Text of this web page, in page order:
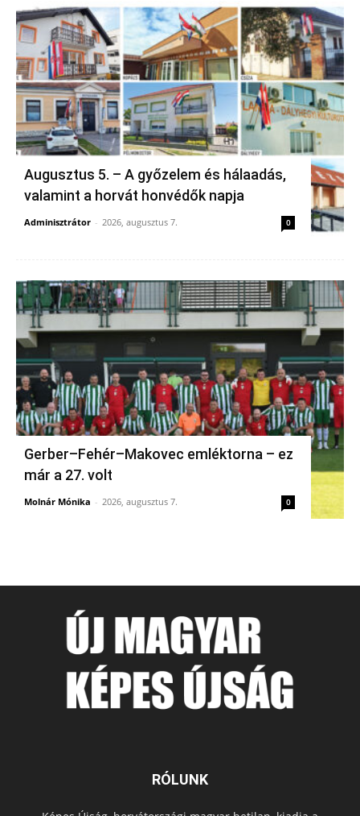
Augusztus 5. – A győzelem és hálaadás,
valamint a horvát honvédők napja
Adminisztrátor - 2026, augusztus 7. 0
Gerber–Fehér–Makovec emléktorna – ez
már a 27. volt
Molnár Mónika - 2026, augusztus 7. 0
RÓLUNK